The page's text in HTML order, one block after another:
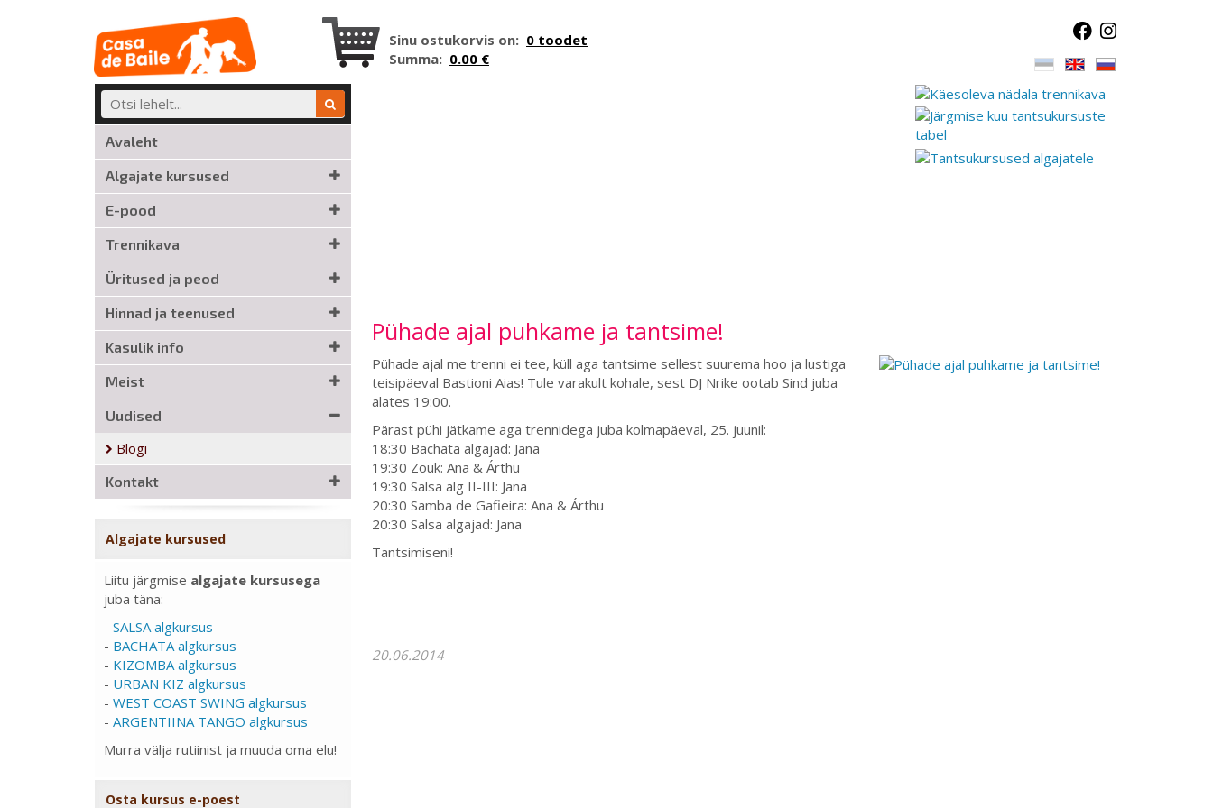
Sinu ostukorvis on: 0 toodet
Summa: 0.00 €
Avaleht
Algajate kursused
E-pood
Trennikava
Üritused ja peod
Hinnad ja teenused
Kasulik info
Meist
Uudised
Blogi
Kontakt
Algajate kursused
Liitu järgmise algajate kursusega
juba täna:
- SALSA algkursus
- BACHATA algkursus
- KIZOMBA algkursus
- URBAN KIZ algkursus
- WEST COAST SWING algkursus
- ARGENTIINA TANGO algkursus
Murra välja rutiinist ja muuda oma elu!
Osta kursus e-poest
Pühade ajal puhkame ja tantsime!
Pühade ajal me trenni ei tee, küll aga tantsime sellest suurema hoo ja lustiga
teisipäeval Bastioni Aias! Tule varakult kohale, sest DJ Nrike ootab Sind juba
alates 19:00.
Pärast pühi jätkame aga trennidega juba kolmapäeval, 25. juunil:
18:30 Bachata algajad: Jana
19:30 Zouk: Ana & Árthu
19:30 Salsa alg II-III: Jana
20:30 Samba de Gafieira: Ana & Árthu
20:30 Salsa algajad: Jana
Tantsimiseni!
20.06.2014